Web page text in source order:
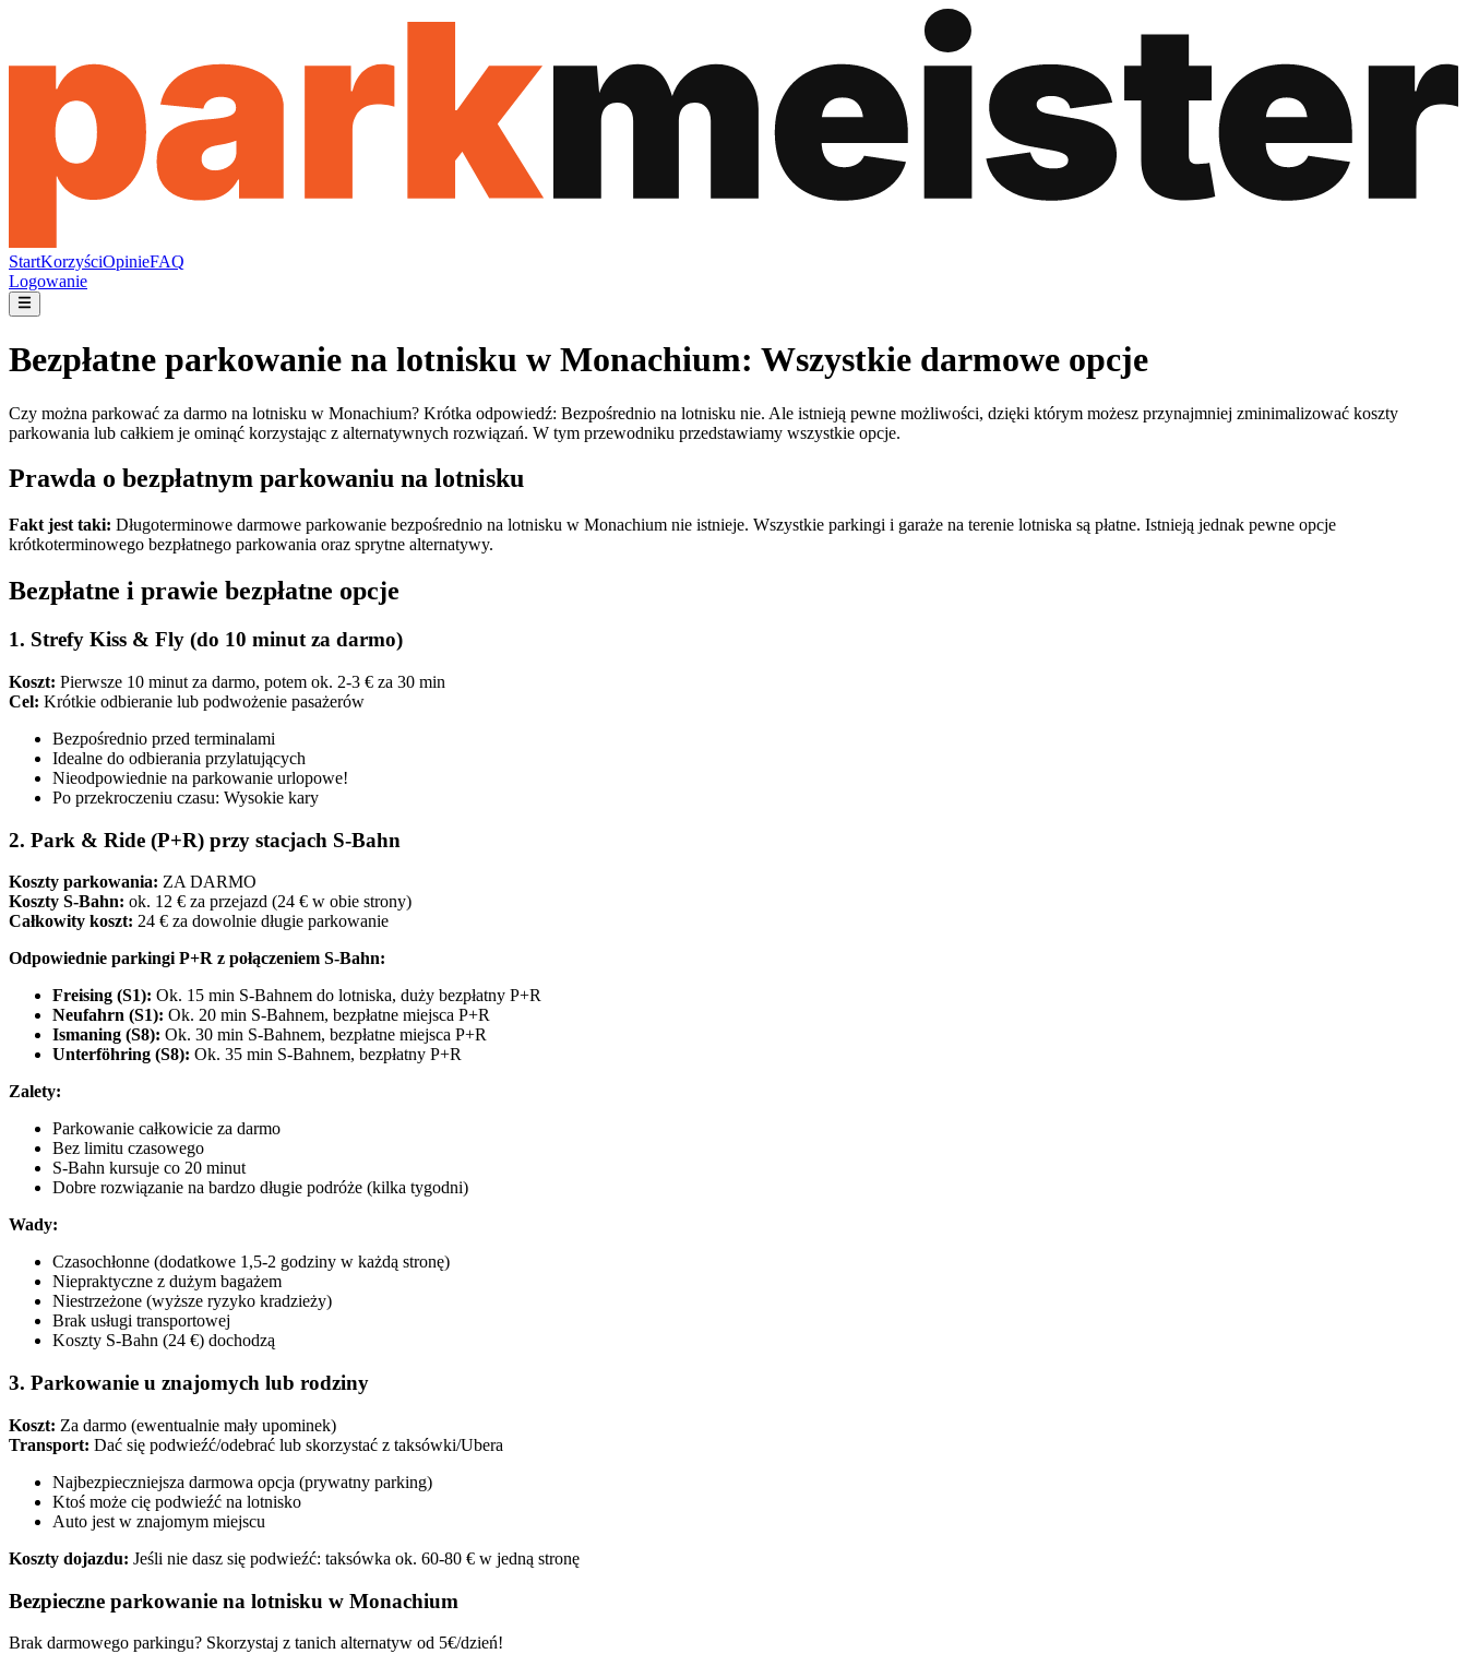
StartKorzyściOpinieFAQ
Logowanie
Bezpłatne parkowanie na lotnisku w Monachium: Wszystkie darmowe opcje
Czy można parkować za darmo na lotnisku w Monachium? Krótka odpowiedź: Bezpośrednio na lotnisku nie. Ale istnieją pewne możliwości, dzięki którym możesz przynajmniej zminimalizować koszty
parkowania lub całkiem je ominąć korzystając z alternatywnych rozwiązań. W tym przewodniku przedstawiamy wszystkie opcje.
Prawda o bezpłatnym parkowaniu na lotnisku
Fakt jest taki: Długoterminowe darmowe parkowanie bezpośrednio na lotnisku w Monachium nie istnieje. Wszystkie parkingi i garaże na terenie lotniska są płatne. Istnieją jednak pewne opcje
krótkoterminowego bezpłatnego parkowania oraz sprytne alternatywy.
Bezpłatne i prawie bezpłatne opcje
1. Strefy Kiss & Fly (do 10 minut za darmo)
Koszt: Pierwsze 10 minut za darmo, potem ok. 2-3 € za 30 min
Cel: Krótkie odbieranie lub podwożenie pasażerów
Bezpośrednio przed terminalami
Idealne do odbierania przylatujących
Nieodpowiednie na parkowanie urlopowe!
Po przekroczeniu czasu: Wysokie kary
2. Park & Ride (P+R) przy stacjach S-Bahn
Koszty parkowania: ZA DARMO
Koszty S-Bahn: ok. 12 € za przejazd (24 € w obie strony)
Całkowity koszt: 24 € za dowolnie długie parkowanie
Odpowiednie parkingi P+R z połączeniem S-Bahn:
Freising (S1): Ok. 15 min S-Bahnem do lotniska, duży bezpłatny P+R
Neufahrn (S1): Ok. 20 min S-Bahnem, bezpłatne miejsca P+R
Ismaning (S8): Ok. 30 min S-Bahnem, bezpłatne miejsca P+R
Unterföhring (S8): Ok. 35 min S-Bahnem, bezpłatny P+R
Zalety:
Parkowanie całkowicie za darmo
Bez limitu czasowego
S-Bahn kursuje co 20 minut
Dobre rozwiązanie na bardzo długie podróże (kilka tygodni)
Wady:
Czasochłonne (dodatkowe 1,5-2 godziny w każdą stronę)
Niepraktyczne z dużym bagażem
Niestrzeżone (wyższe ryzyko kradzieży)
Brak usługi transportowej
Koszty S-Bahn (24 €) dochodzą
3. Parkowanie u znajomych lub rodziny
Koszt: Za darmo (ewentualnie mały upominek)
Transport: Dać się podwieźć/odebrać lub skorzystać z taksówki/Ubera
Najbezpieczniejsza darmowa opcja (prywatny parking)
Ktoś może cię podwieźć na lotnisko
Auto jest w znajomym miejscu
Koszty dojazdu: Jeśli nie dasz się podwieźć: taksówka ok. 60-80 € w jedną stronę
Bezpieczne parkowanie na lotnisku w Monachium
Brak darmowego parkingu? Skorzystaj z tanich alternatyw od 5€/dzień!